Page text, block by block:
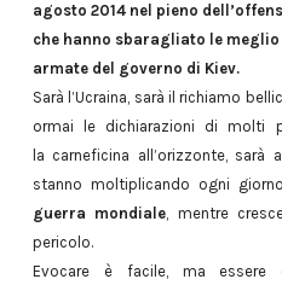
agosto 2014 nel pieno
che hanno sbaragliato le
armate del governo di Kiev.
Sarà l’Ucraina, sarà il richiamo
ormai le dichiarazioni di molti
la carneficina all’orizzonte,
stanno moltiplicando ogni
guerra mondiale, mentre
pericolo.
Evocare è facile, ma essere